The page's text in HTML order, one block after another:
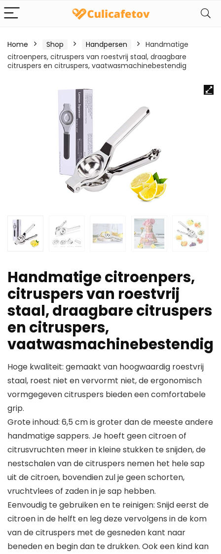
Home Shop Handpersen
Handmatige
citroenpers, citruspers van roestvrij staal, draagbare
citruspers en citruspers, vaatwasmachinebestendig
Handmatige citroenpers,
citruspers van roestvrij
staal, draagbare citruspers
en citruspers,
vaatwasmachinebestendig
Hoge kwaliteit: gemaakt van hoogwaardig roestvrij
staal, roest niet en vervormt niet, de ergonomisch
vormgegeven citruspers bieden een comfortabele
grip.
Grote inhoud: 6,5 cm is groter dan de meeste andere
handmatige sappers. Je hoeft geen citroen of
citrusvruchten meer in kleine stukken te snijden, de
nestschalen van de citruspers nemen het hele sap
uit de citroen, bovendien zul je geen schorten,
vruchtvlees of zaden in je sap hebben.
Eenvoudig te gebruiken en te reinigen: Snijd eerst de
citroen in de helft en leg deze vervolgens in de kom
van de citruspers met de gesneden kant naar
beneden en begin dan te drukken. Ook een kind kan